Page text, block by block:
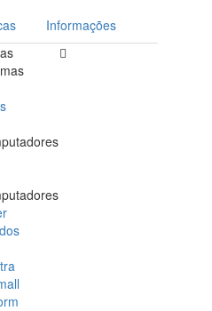
Informações